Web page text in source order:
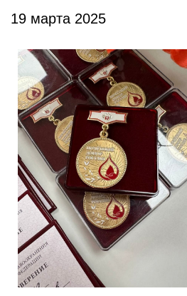
19 марта 2025